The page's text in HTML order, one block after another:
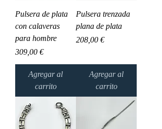
Pulsera de plata
con calaveras
para hombre
Precio
309,00 €
Agregar al
carrito
Pulsera trenzada
plana de plata
Precio
208,00 €
Agregar al
carrito